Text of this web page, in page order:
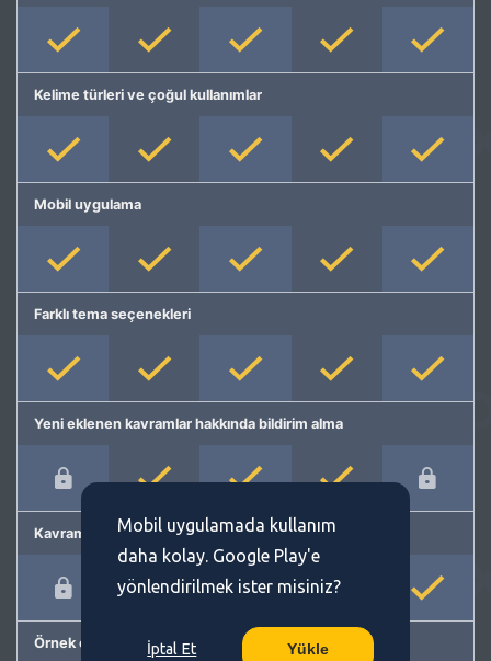
Kelime türleri ve çoğul kullanımlar
Mobil uygulama
Farklı tema seçenekleri
Yeni eklenen kavramlar hakkında bildirim alma
Kavram önerme
Örnek cümleler
Mobil uygulamada kullanım
daha kolay. Google Play'e
yönlendirilmek ister misiniz?
İptal Et Yükle